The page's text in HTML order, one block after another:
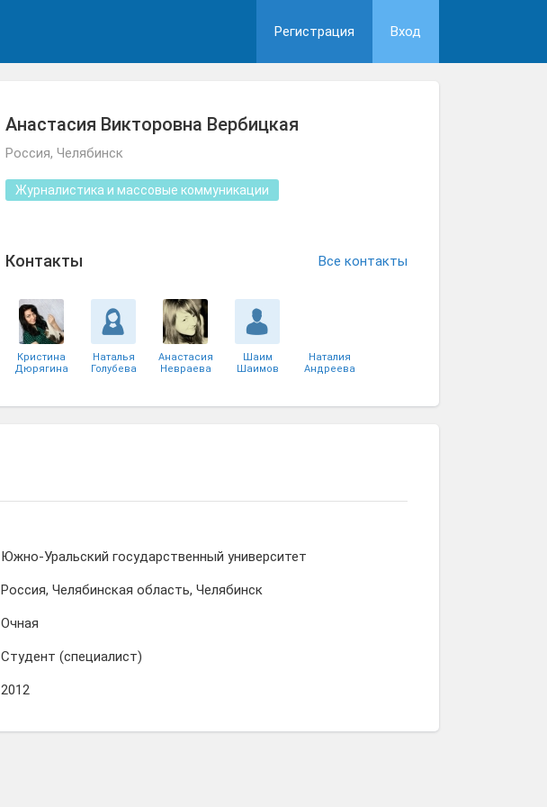
Регистрация Вход
Анастасия Викторовна Вербицкая
Россия, Челябинск
Журналистика и массовые коммуникации
Контакты Все контакты
Кристина
Дюрягина
Наталья
Голубева
Анастасия
Невраева
Шаим
Шаимов
Наталия
Андреева
Южно-Уральский государственный университет
Россия, Челябинская область, Челябинск
Очная
Студент (специалист)
2012